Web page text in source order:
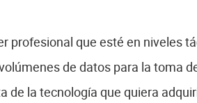
profesional que esté en niveles
de datos para la toma
de la tecnología que quiera